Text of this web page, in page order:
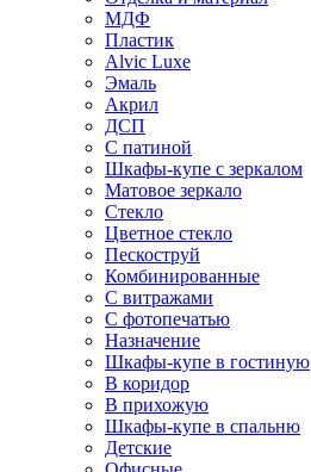
МДФ
Пластик
Alvic Luxe
Эмаль
Акрил
ДСП
С патиной
Шкафы-купе с зеркалом
Матовое зеркало
Стекло
Цветное стекло
Пескоструй
Комбинированные
С витражами
С фотопечатью
Назначение
Шкафы-купе в гостиную
В коридор
В прихожую
Шкафы-купе в спальню
Детские